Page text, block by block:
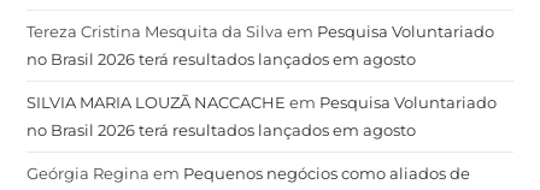
Tereza Cristina Mesquita da Silva em Pesquisa Voluntariado
no Brasil 2026 terá resultados lançados em agosto
SILVIA MARIA LOUZÃ NACCACHE em Pesquisa Voluntariado
no Brasil 2026 terá resultados lançados em agosto
Geórgia Regina em Pequenos negócios como aliados de